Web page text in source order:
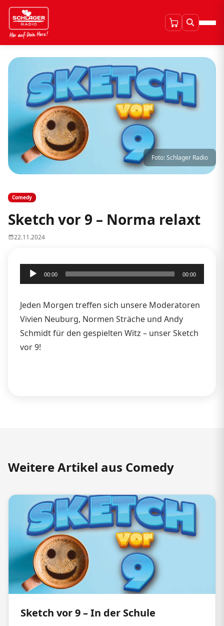
Foto: Schlager Radio
Comedy
Sketch vor 9 – Norma relaxt
22.11.2024
Audio-
Player
00:00 00:00
Jeden Morgen treffen sich unsere Moderatoren
Vivien Neuburg, Normen Sträche und Andy
Schmidt für den gespielten Witz – unser Sketch
vor 9!
Weitere Artikel aus Comedy
Sketch vor 9 – In der Schule